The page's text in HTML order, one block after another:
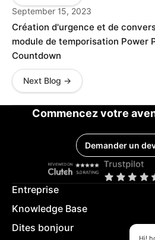
September 15, 2023
Création d'urgence et de
module de temporisation Power
Countdown
Next Blog →
Commencez votre
Demander un
Entreprise
Knowledge Base
Dites bonjour
Hi!